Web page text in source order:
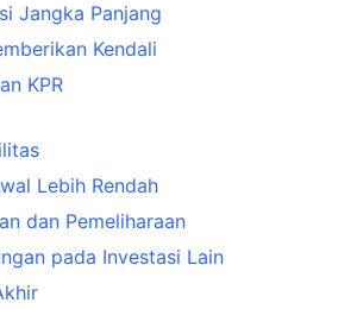
Jangka Panjang
Kendali
KPR
Lebih Rendah
dan Pemeliharaan
pada Investasi Lain